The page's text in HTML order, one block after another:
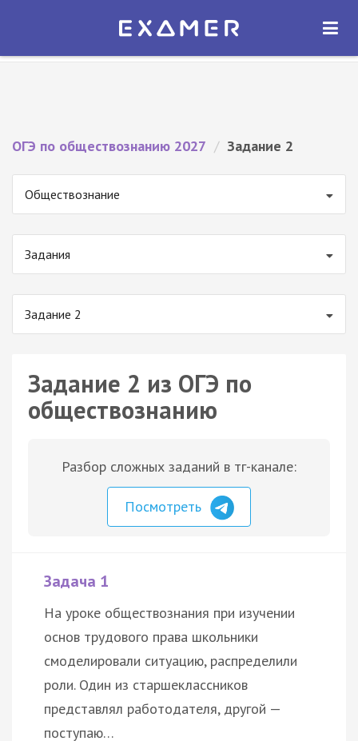
Экзамер — ЕГЭ 2027
ОТКРЫТЬ
ОГЭ по обществознанию 2027 / Задание 2
Обществознание
Задания
Задание 2
Задание 2 из ОГЭ по
обществознанию
Разбор сложных заданий в тг-канале:
Посмотреть
Задача 1
На уроке обществознания при изучении
основ трудового права школьники
смоделировали ситуацию, распределили
роли. Один из старшеклассников
представлял работодателя, другой —
поступаю…